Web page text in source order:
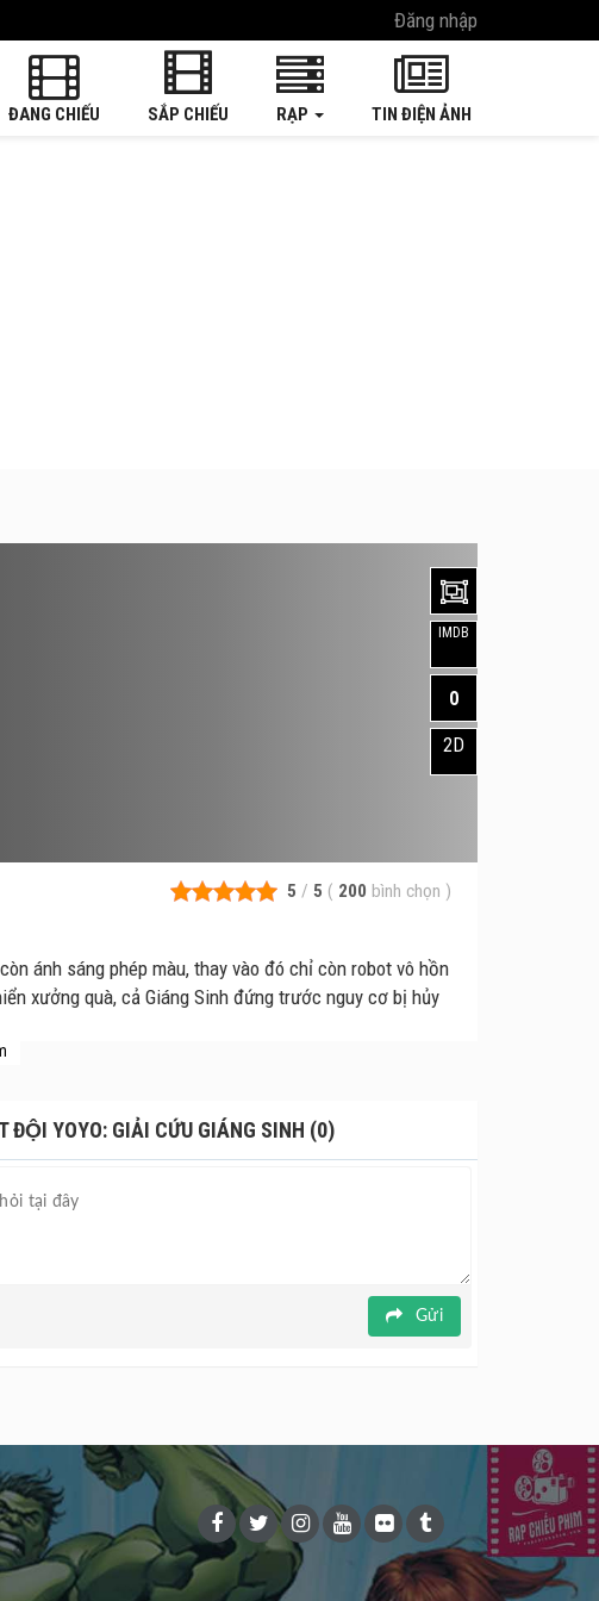
Đăng nhập
ĐANG CHIẾU SẮP CHIẾU RẠP TIN ĐIỆN ẢNH
5 / 5 ( 200 bình chọn )
ánh sáng phép màu, thay vào đó chỉ còn robot vô hồn
xưởng quà, cả Giáng Sinh đứng trước nguy cơ bị hủy
vượt qua bão tuyết, những cuộc đua kỳ quặc và đối
màu thực sự không nằm ở đâu xa, mà bắt nguồn từ niềm
IMDB
0
2D
ĐỘI YOYO: GIẢI CỨU GIÁNG SINH (0)
Gửi